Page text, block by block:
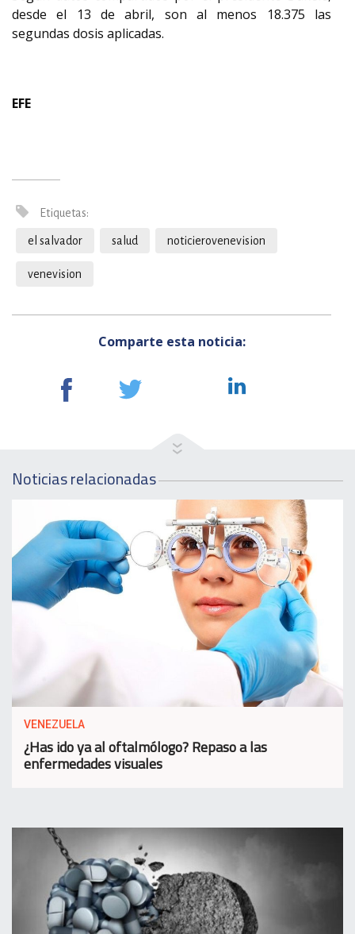
desde el 13 de abril, son al menos 18.375 las
segundas dosis aplicadas.
EFE
Etiquetas:
el salvador salud noticierovenevision
venevision
Comparte esta noticia:
Noticias relacionadas
VENEZUELA
¿Has ido ya al oftalmólogo? Repaso a las
enfermedades visuales